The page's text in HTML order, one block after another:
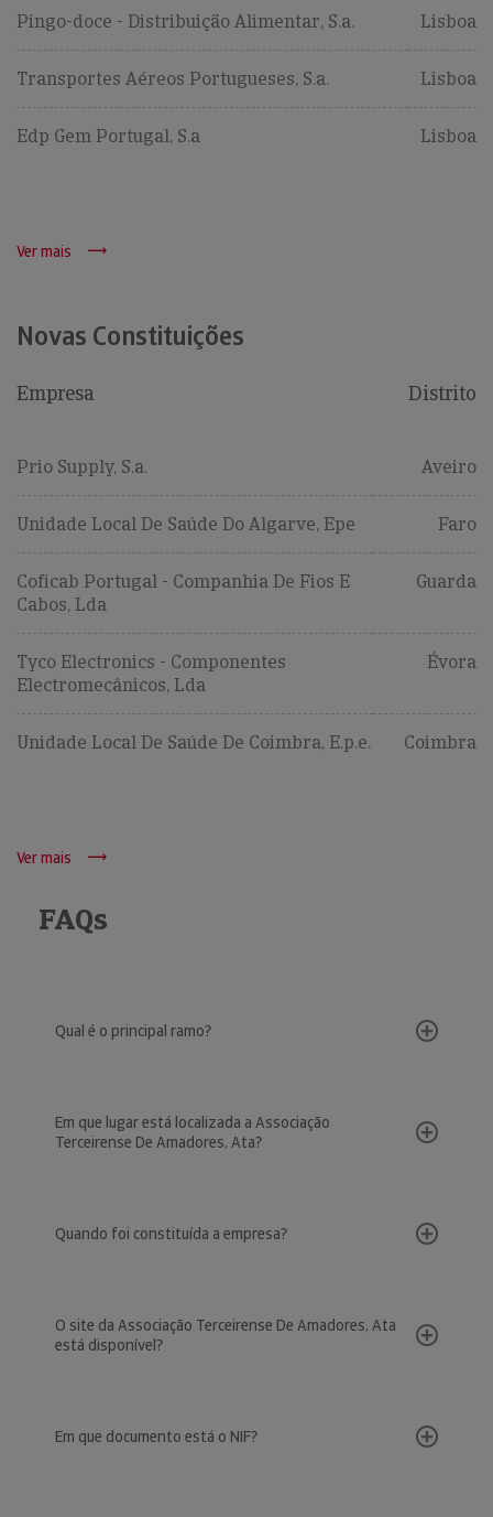
Pingo-doce - Distribuição Alimentar, S.a. Lisboa
Transportes Aéreos Portugueses, S.a. Lisboa
Edp Gem Portugal, S.a Lisboa
Ver mais
Novas Constituições
Empresa Distrito
Prio Supply, S.a. Aveiro
Unidade Local De Saúde Do Algarve, Epe Faro
Coficab Portugal - Companhia De Fios E
Cabos, Lda
Guarda
Tyco Electronics - Componentes
Electromecânicos, Lda
Évora
Unidade Local De Saúde De Coimbra, E.p.e. Coimbra
Ver mais
FAQs
Qual é o principal ramo?
Em que lugar está localizada a Associação
Terceirense De Amadores, Ata?
Quando foi constituída a empresa?
O site da Associação Terceirense De Amadores, Ata
está disponível?
Em que documento está o NIF?